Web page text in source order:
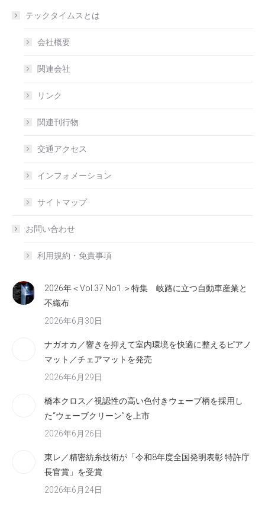
テックタイムスとは
会社概要
関連会社
リンク
関連刊行物
交通アクセス
インフォメーション
サイトマップ
お問い合わせ
利用規約・免責事項
2026年＜Vol.37 No1.＞特集 岐路に立つ自動車産業と
不織布
2026年6月30日
ナガオカ／響きを抑えて室内環境を快適に整えるピアノ
マット／チェアマットを発売
2026年6月29日
橋本クロス／視認性の高い色付きウェーブ柄を採用し
た“ウェーブクリーン”を上市
2026年6月26日
東レ／精密紡糸技術が「令和8年度全国発明表彰 特許庁
長官賞」を受賞
2026年6月24日